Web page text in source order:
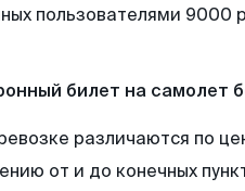
пользователями 9000
билет на самолет
различаются по
от и до конечных